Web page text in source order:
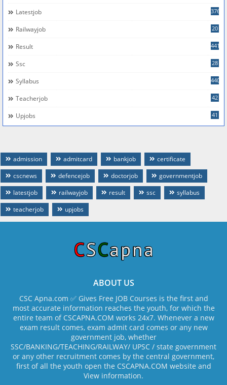
Latestjob 376
Railwayjob 20
Result 441
Ssc 28
Syllabus 440
Teacherjob 42
Upjobs 41
admission admitcard bankjob
certificate
cscnews
defencejob doctorjob
governmentjob
latestjob
railwayjob result ssc
syllabus
teacherjob
upjobs
ABOUT US
CSC Apna.com ✅ Gives Free JOB Courses is the first and
most accurate information reaches the youth, for which the
entire team of CSCAPNA.COM works 24x7. Whenever a new
exam result comes, exam admit card comes or any new
government job, whether
SSC/BANKING/TEACHING/RAILWAY/ UPSC / state government
or any other recruitment comes by the central government,
first of all the youth open the CSCAPNA.COM website and
View information.